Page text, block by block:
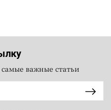
важные статьи